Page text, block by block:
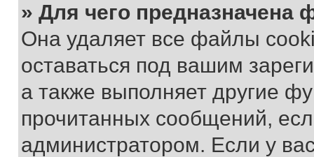
» Для чего предназначена
Она удаляет все файлы
оставаться под вашим
а также выполняет другие
прочитанных сообщений,
администратором. Если у